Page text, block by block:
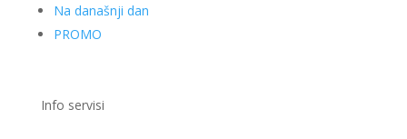
Na današnji dan
PROMO
Info servisi